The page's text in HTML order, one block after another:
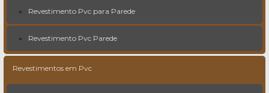
Revestimento Pvc para Parede
Revestimento Pvc Parede
Revestimentos em Pvc